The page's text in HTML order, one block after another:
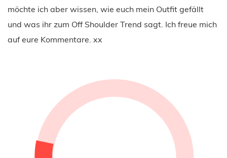
möchte ich aber wissen, wie euch mein Outfit gefällt
und was ihr zum Off Shoulder Trend sagt. Ich freue mich
auf eure Kommentare. xx